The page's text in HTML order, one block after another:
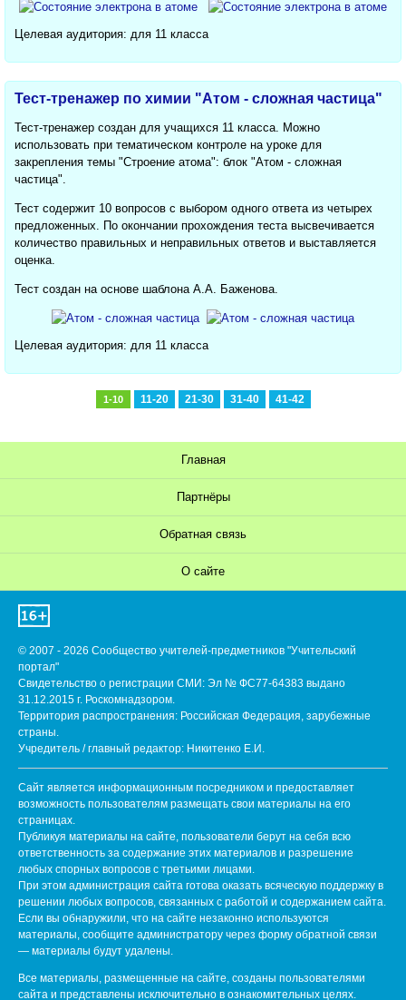
Целевая аудитория: для 11 класса
Тест-тренажер по химии "Атом - сложная частица"
Тест-тренажер создан для учащихся 11 класса. Можно
использовать при тематическом контроле на уроке для
закрепления темы "Строение атома": блок "Атом - сложная
частица".
Тест содержит 10 вопросов с выбором одного ответа из четырех
предложенных. По окончании прохождения теста высвечивается
количество правильных и неправильных ответов и выставляется
оценка.
Тест создан на основе шаблона А.А. Баженова.
Целевая аудитория: для 11 класса
1-10 11-20 21-30 31-40 41-42
Главная
Партнёры
Обратная связь
О сайте
© 2007 - 2026 Сообщество учителей-предметников "Учительский
портал"
Свидетельство о регистрации СМИ: Эл № ФС77-64383 выдано
31.12.2015 г. Роскомнадзором.
Территория распространения: Российская Федерация, зарубежные
страны.
Учредитель / главный редактор: Никитенко Е.И.
Сайт является информационным посредником и предоставляет
возможность пользователям размещать свои материалы на его
страницах.
Публикуя материалы на сайте, пользователи берут на себя всю
ответственность за содержание этих материалов и разрешение
любых спорных вопросов с третьими лицами.
При этом администрация сайта готова оказать всяческую поддержку в
решении любых вопросов, связанных с работой и содержанием сайта.
Если вы обнаружили, что на сайте незаконно используются
материалы, сообщите администратору через форму обратной связи
— материалы будут удалены.
Все материалы, размещенные на сайте, созданы пользователями
сайта и представлены исключительно в ознакомительных целях.